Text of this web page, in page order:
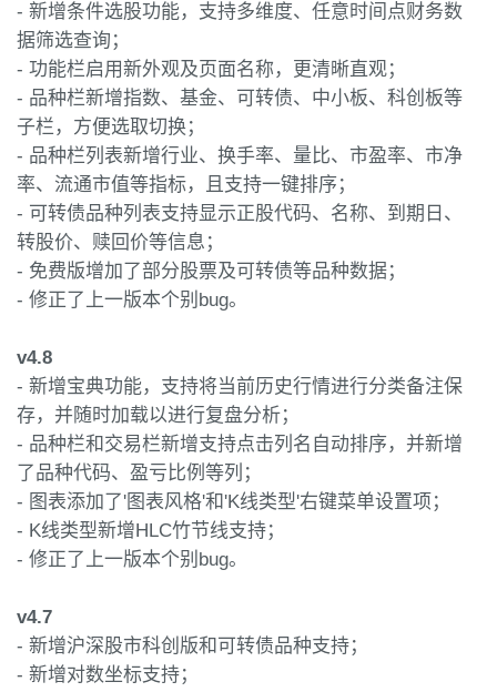
- 新增条件选股功能，支持多维度、任意时间点财务数
据筛选查询；
- 功能栏启用新外观及页面名称，更清晰直观；
- 品种栏新增指数、基金、可转债、中小板、科创板等
子栏，方便选取切换；
- 品种栏列表新增行业、换手率、量比、市盈率、市净
率、流通市值等指标，且支持一键排序；
- 可转债品种列表支持显示正股代码、名称、到期日、
转股价、赎回价等信息；
- 免费版增加了部分股票及可转债等品种数据；
- 修正了上一版本个别bug。
v4.8
- 新增宝典功能，支持将当前历史行情进行分类备注保
存，并随时加载以进行复盘分析；
- 品种栏和交易栏新增支持点击列名自动排序，并新增
了品种代码、盈亏比例等列；
- 图表添加了'图表风格'和'K线类型'右键菜单设置项；
- K线类型新增HLC竹节线支持；
- 修正了上一版本个别bug。
v4.7
- 新增沪深股市科创版和可转债品种支持；
- 新增对数坐标支持；